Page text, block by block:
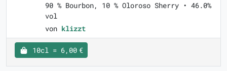
90 % Bourbon, 10 % Oloroso Sherry • 46.0%
vol
von klizzt
10cl = 6,00 €